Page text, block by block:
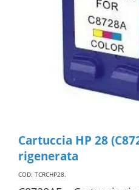
Cartuccia HP 28
rigenerata
COD: TCRCHP28.